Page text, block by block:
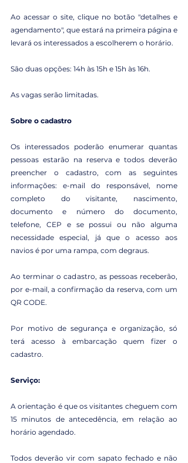
Ao acessar o site, clique no botão "detalhes e
agendamento", que estará na primeira página e
levará os interessados a escolherem o horário.
São duas opções: 14h às 15h e 15h às 16h.
As vagas serão limitadas.
Sobre o cadastro
Os interessados poderão enumerar quantas
pessoas estarão na reserva e todos deverão
preencher o cadastro, com as seguintes
informações: e-mail do responsável, nome
completo do visitante, nascimento,
documento e número do documento,
telefone, CEP e se possui ou não alguma
necessidade especial, já que o acesso aos
navios é por uma rampa, com degraus.
Ao terminar o cadastro, as pessoas receberão,
por e-mail, a confirmação da reserva, com um
QR CODE.
Por motivo de segurança e organização, só
terá acesso à embarcação quem fizer o
cadastro.
Serviço:
A orientação é que os visitantes cheguem com
15 minutos de antecedência, em relação ao
horário agendado.
Todos deverão vir com sapato fechado e não